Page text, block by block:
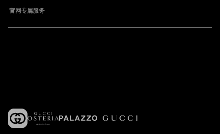
官网专属服务